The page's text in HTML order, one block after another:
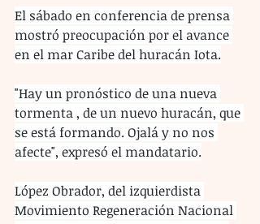
El sábado en conferencia de prensa
mostró preocupación por el avance
en el mar Caribe del huracán Iota.
"Hay un pronóstico de una nueva
tormenta , de un nuevo huracán, que
se está formando. Ojalá y no nos
afecte", expresó el mandatario.
López Obrador, del izquierdista
Movimiento Regeneración Nacional